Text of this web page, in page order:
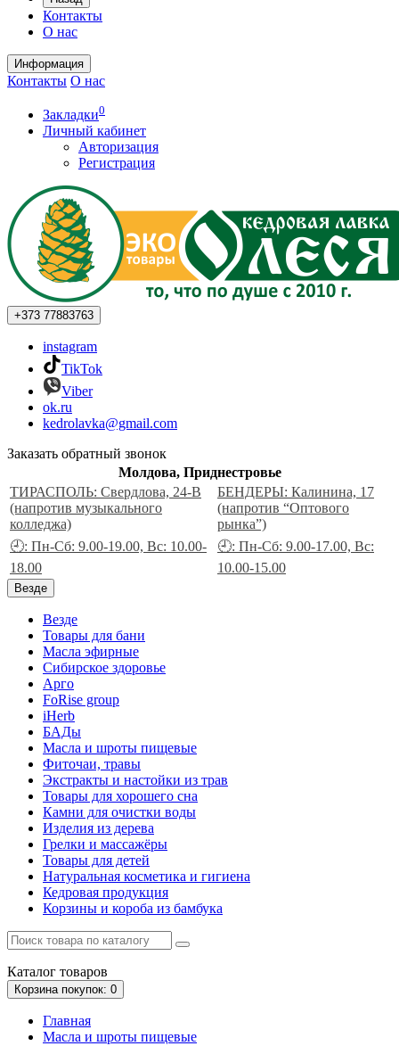
Контакты
О нас
Информация
Контакты О нас
Закладки0
Личный кабинет
Авторизация
Регистрация
+373 77883763
instagram
TikTok
Viber
ok.ru
kedrolavka@gmail.com
Заказать обратный звонок
Молдова, Приднестровье
ТИРАСПОЛЬ: Свердлова, 24-В
(напротив музыкального
колледжа)
БЕНДЕРЫ: Калинина, 17
(напротив “Оптового
рынка”)
🕘: Пн-Сб: 9.00-19.00, Вс: 10.00-
18.00
🕘: Пн-Сб: 9.00-17.00, Вс:
10.00-15.00
Везде
Везде
Товары для бани
Масла эфирные
Сибирское здоровье
Арго
FoRise group
iHerb
БАДы
Масла и шроты пищевые
Фиточаи, травы
Экстракты и настойки из трав
Товары для хорошего сна
Камни для очистки воды
Изделия из дерева
Грелки и массажёры
Товары для детей
Натуральная косметика и гигиена
Кедровая продукция
Корзины и короба из бамбука
Каталог товаров
Корзинапокупок: 0
Главная
Масла и шроты пищевые